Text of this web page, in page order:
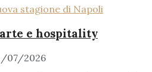
e hospitality
07/2026